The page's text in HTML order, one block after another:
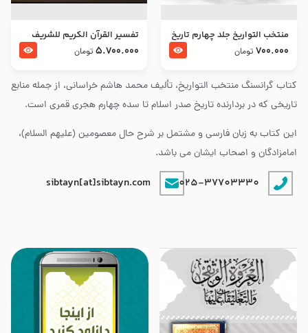
کتاب گرانسنگ منتخب التواريخ، تألیف محمد هاشم خراسانی، از جمله منابع
تاریخی که در بردارنده تاریخ صدر اسلام تا سده چهارم هجری قمری است.
این کتاب به زبان فارسی و مشتمل بر شرح حال معصومین (علیهم السلام)،
امامزادگان و اصحاب ایشان می باشد.
025-37703330
sibtayn[at]sibtayn.com
منتخب التواریخ جلد چهارم تاریخ
امام زین العابدین و امام محمد
700.000 تومان
تفسير القرآن الكريم للشريف
المرتضي قدس سرّه
5.700.000 تومان